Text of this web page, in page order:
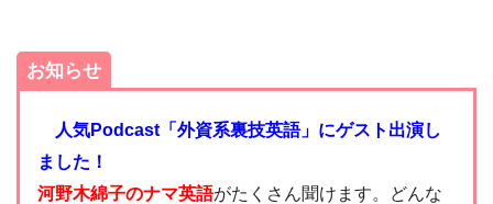
お知らせ
人気Podcast「外資系裏技英語」にゲスト出演し
ました！
河野木綿子のナマ英語がたくさん聞けます。どんな